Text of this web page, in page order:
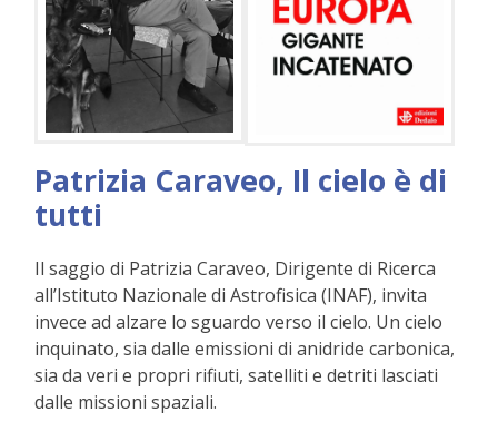
Patrizia Caraveo, Il cielo è di
tutti
Il saggio di Patrizia Caraveo, Dirigente di Ricerca
all’Istituto Nazionale di Astrofisica (INAF), invita
invece ad alzare lo sguardo verso il cielo. Un cielo
inquinato, sia dalle emissioni di anidride carbonica,
sia da veri e propri rifiuti, satelliti e detriti lasciati
dalle missioni spaziali.